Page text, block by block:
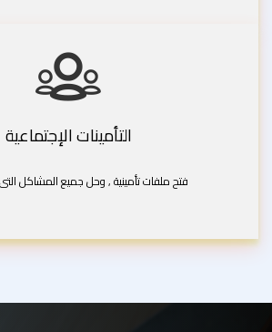
التأمينات الإجتماعية
فتح ملفات تأمينية , وحل جميع المشاكل